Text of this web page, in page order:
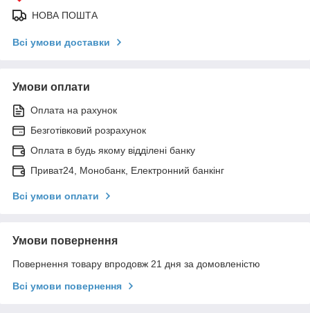
НОВА ПОШТА
Всі умови доставки
Умови оплати
Оплата на рахунок
Безготівковий розрахунок
Оплата в будь якому відділені банку
Приват24, Монобанк, Електронний банкінг
Всі умови оплати
Умови повернення
Повернення товару впродовж 21 дня за домовленістю
Всі умови повернення